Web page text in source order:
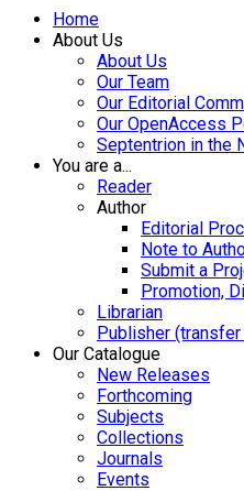
Home
About Us
About Us
Our Team
Our Editorial
Our OpenAccess
Septentrion in the
You are a...
Reader
Author
Editorial
Note to
Submit a
Promotion,
Librarian
Publisher
Our Catalogue
New Releases
Forthcoming
Subjects
Collections
Journals
Events